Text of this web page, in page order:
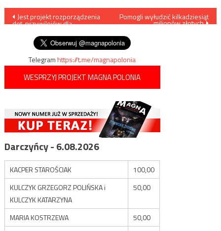
Nawigacja
wpisu
Jest projekt rozporządzenia
dot. przywilejów dla
Pomogli wyłudzić kilkadziesiąt
milionów złotych
Telegramhttps://t.me/magnapolonia
WESPRZYJ PROJEKT MAGNA POLONIA
Darczyńcy - 6.08.2026
KACPER STAROŚCIAK
100,00
KULCZYK GRZEGORZ POLIŃSKA i
KULCZYK KATARZYNA
50,00
MARIA KOSTRZEWA
50,00